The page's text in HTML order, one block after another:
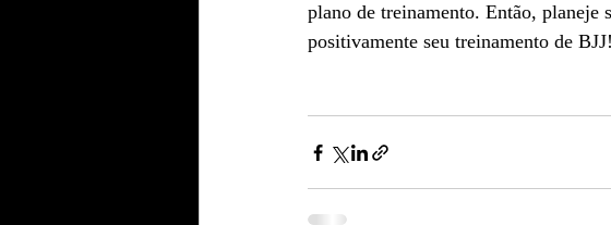
plano de treinamento. Então, planeje
positivamente seu treinamento de BJJ!